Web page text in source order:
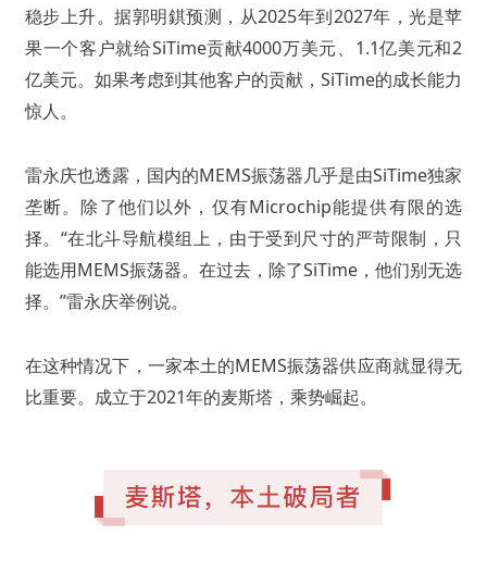
稳步上升。据郭明錤预测，从2025年到2027年，光是苹
果一个客户就给SiTime贡献4000万美元、1.1亿美元和2
亿美元。如果考虑到其他客户的贡献，SiTime的成长能力
惊人。
雷永庆也透露，国内的MEMS振荡器几乎是由SiTime独家
垄断。除了他们以外，仅有Microchip能提供有限的选
择。“在北斗导航模组上，由于受到尺寸的严苛限制，只
能选用MEMS振荡器。在过去，除了SiTime，他们别无选
择。”雷永庆举例说。
在这种情况下，一家本土的MEMS振荡器供应商就显得无
比重要。成立于2021年的麦斯塔，乘势崛起。